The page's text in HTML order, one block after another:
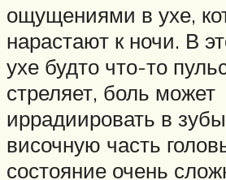
ощущениями в ухе,
нарастают к ночи. В
ухе будто что-то
стреляет, боль может
иррадиировать в
височную часть
состояние очень